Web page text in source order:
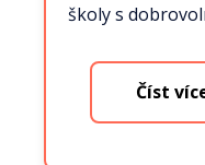
školy s
Číst